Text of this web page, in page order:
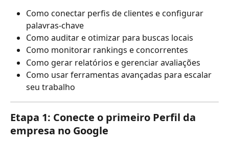
Como conectar perfis de clientes e configurar
palavras-chave
Como auditar e otimizar para buscas locais
Como monitorar rankings e concorrentes
Como gerar relatórios e gerenciar avaliações
Como usar ferramentas avançadas para escalar
seu trabalho
Etapa 1: Conecte o primeiro Perfil da
empresa no Google